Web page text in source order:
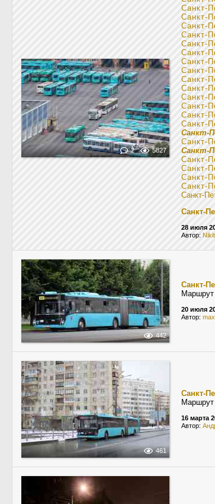
2 5827
Санкт-
Санкт-
Санкт-
Санкт-
Санкт-
Санкт-
Санкт-
Санкт-
Санкт-
Санкт-
Санкт-
Санкт-
Санкт-
Санкт-
Санкт-
Санкт-
Санкт-
Санкт-
Санкт-
Санкт-
Санкт-
Санкт-
Санкт-
28 июля
Автор:
442
Санкт-
Маршрут
20 июля
Автор:
461
Санкт-
Маршрут
16 марта
Автор: